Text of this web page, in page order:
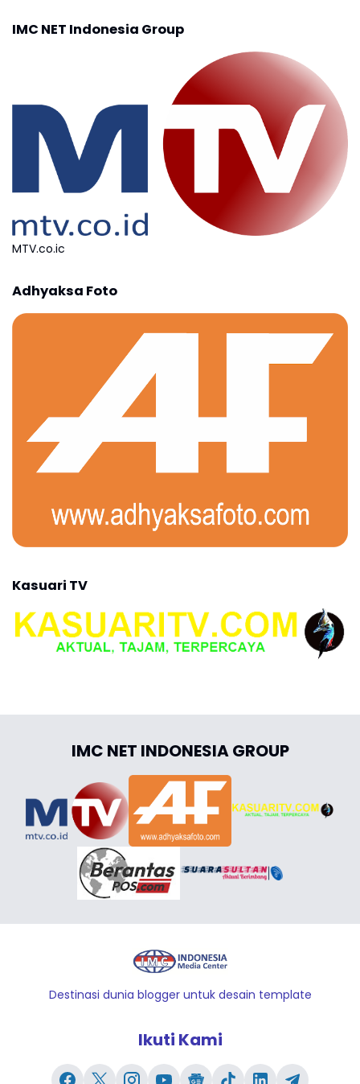
IMC NET Indonesia Group
MTV.co.ic
Adhyaksa Foto
Kasuari TV
IMC NET INDONESIA GROUP
Destinasi dunia blogger untuk desain template
Ikuti Kami